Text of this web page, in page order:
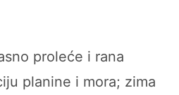
proleće i rana
planine i mora; zima